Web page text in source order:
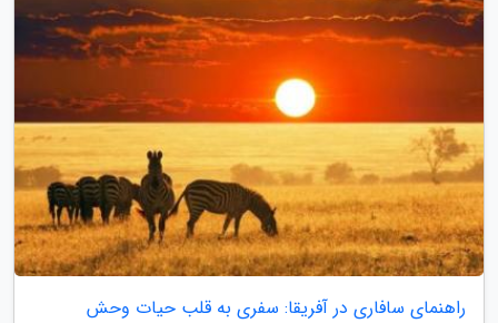
راهنمای سافاری در آفریقا: سفری به قلب حیات وحش